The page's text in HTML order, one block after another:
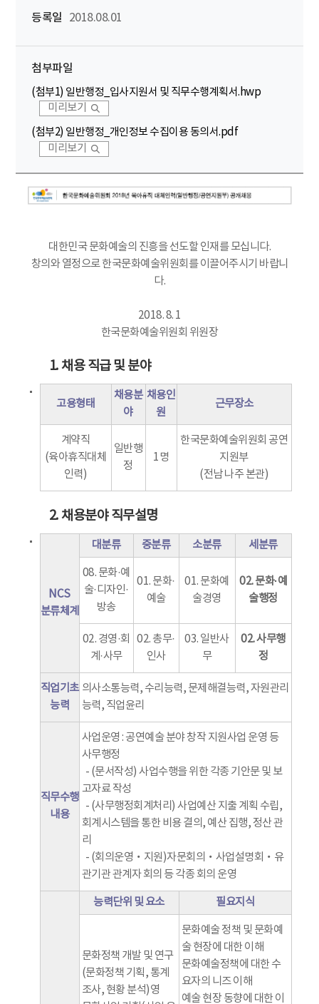
등록일
2018.08.01
첨부파일
(첨부1) 일반행정_입사지원서 및 직무수행계획서.hwp
미리보기
(첨부2) 일반행정_개인정보 수집이용 동의서.pdf
미리보기
대한민국 문화예술의 진흥을 선도할 인재를 모십니다.
창의와 열정으로 한국문화예술위원회를 이끌어주시기 바랍니
다.
2018. 8. 1
한국문화예술위원회 위원장
1. 채용 직급 및 분야
고용형태
채용분
야
채용인
원
근무장소
계약직
(육아휴직대체
인력)
일반행
정
1명
한국문화예술위원회 공연
지원부
(전남 나주 본관)
2. 채용분야 직무설명
NCS
분류체계
대분류 중분류 소분류 세분류
08. 문화·예
술·디자인·
방송
01. 문화·
예술
01. 문화예
술경영
02. 문화·예
술행정
02. 경영·회
계·사무
02. 총무·
인사
03. 일반사
무
02. 사무행
정
직업기초
능력
의사소통능력, 수리능력, 문제해결능력, 자원관리
능력, 직업윤리
직무수행
내용
사업운영 : 공연예술 분야 창작 지원사업 운영 등
사무행정
- (문서작성) 사업수행을 위한 각종 기안문 및 보
고자료 작성
- (사무행정회계처리) 사업예산 지출 계획 수립,
회계시스템을 통한 비용 결의, 예산 집행, 정산 관
리
- (회의운영‧지원)자문회의‧사업설명회‧유
관기관 관계자 회의 등 각종 회의 운영
능력단위 및 요소 필요지식
문화정책 개발 및 연구
(문화정책 기획, 통계
조사, 현황 분석)영
문화예술 정책 및 문화예
술 현장에 대한 이해
문화예술정책에 대한 수
요자의 니즈 이해
예술 현장 동향에 대한 이